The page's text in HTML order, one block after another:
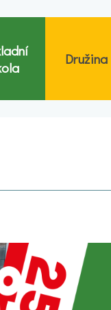
Družina